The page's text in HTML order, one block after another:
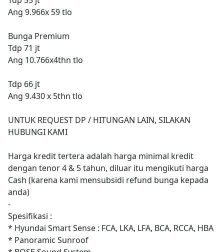
Ang 9.966x 59 tlo
Bunga Premium
Tdp 71 jt
Ang 10.766x4thn tlo
Tdp 66 jt
Ang 9.430 x 5thn tlo
UNTUK REQUEST DP / HITUNGAN LAIN, SILAKAN
HUBUNGI KAMI
Harga kredit tertera adalah harga minimal kredit
dengan tenor 4 & 5 tahun, diluar itu mengikuti harga
Cash (karena kami mensubsidi refund bunga kepada
anda)
-
Spesifikasi :
* Hyundai Smart Sense : FCA, LKA, LFA, BCA, RCCA, HBA
* Panoramic Sunroof